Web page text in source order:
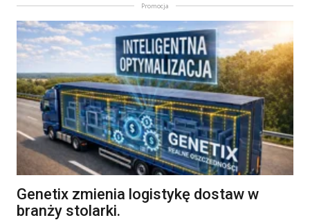
Promocja
Genetix zmienia logistykę dostaw w
branży stolarki.